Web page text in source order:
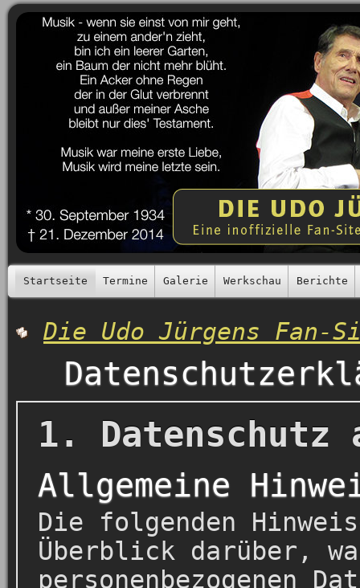
Startseite Termine Galerie Werkschau Berichte
Die Udo Jürgens Fan-
1.
Allgemeine
Die folgenden
Überblick darüber,
personenbezogenen